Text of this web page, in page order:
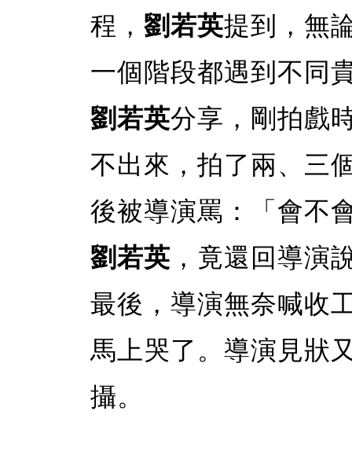
程， 劉若英提到，無
一個階段都遇到不同
劉若英分享，剛拍戲
不出來，拍了兩、三
後被導演罵：「會不
劉若英 ，竟還回導演
最後，導演無奈喊收
馬上哭了。導演見狀
攝。